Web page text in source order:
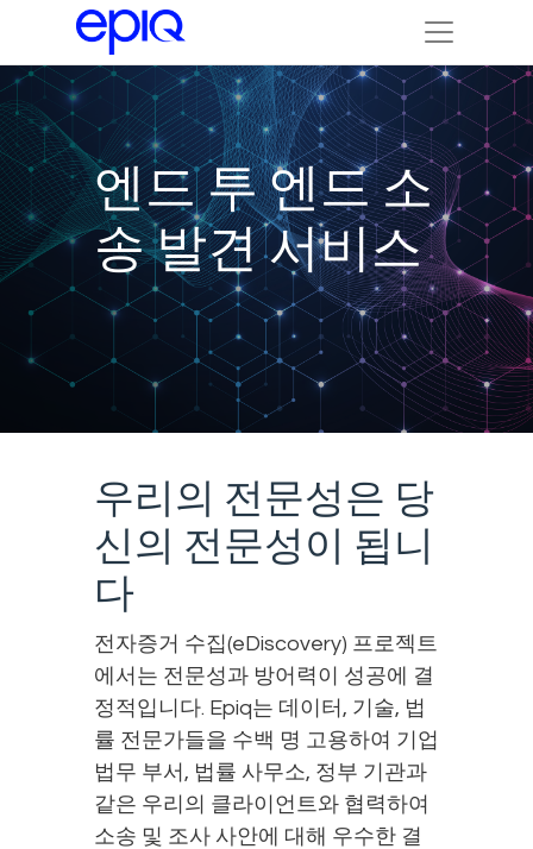
엔드 투 엔드 소
송 발견 서비스
우리의 전문성은 당
신의 전문성이 됩니
다
전자증거 수집(eDiscovery) 프로젝트
에서는 전문성과 방어력이 성공에 결
정적입니다. Epiq는 데이터, 기술, 법
률 전문가들을 수백 명 고용하여 기업
법무 부서, 법률 사무소, 정부 기관과
같은 우리의 클라이언트와 협력하여
소송 및 조사 사안에 대해 우수한 결